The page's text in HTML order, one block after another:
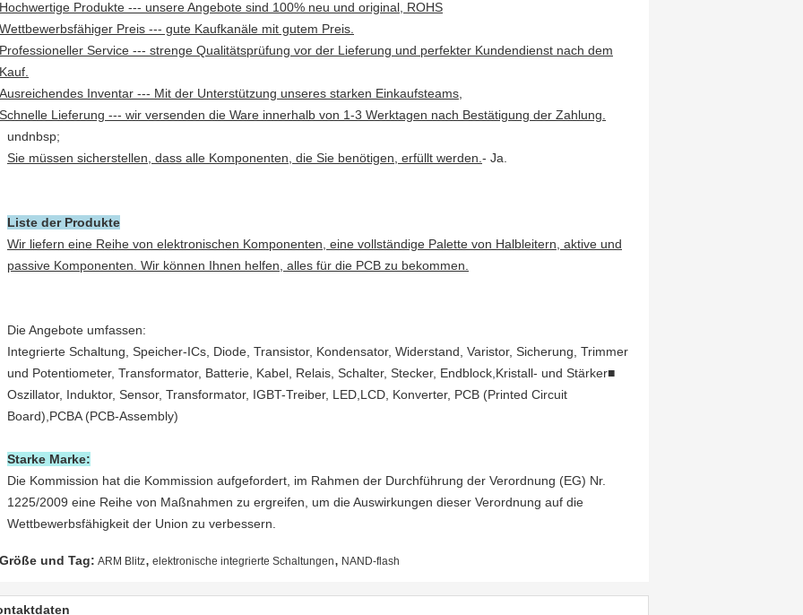
Hochwertige Produkte --- unsere Angebote sind 100% neu und original, ROHS
Wettbewerbsfähiger Preis --- gute Kaufkanäle mit gutem Preis.
Professioneller Service --- strenge Qualitätsprüfung vor der Lieferung und perfekter Kundendienst nach dem
Kauf.
Ausreichendes Inventar --- Mit der Unterstützung unseres starken Einkaufsteams,
Schnelle Lieferung --- wir versenden die Ware innerhalb von 1-3 Werktagen nach Bestätigung der Zahlung.
undnbsp;
Sie müssen sicherstellen, dass alle Komponenten, die Sie benötigen, erfüllt werden. - Ja.
Liste der Produkte
Wir liefern eine Reihe von elektronischen Komponenten, eine vollständige Palette von Halbleitern, aktive und
passive Komponenten. Wir können Ihnen helfen, alles für die PCB zu bekommen.
Die Angebote umfassen:
Integrierte Schaltung, Speicher-ICs, Diode, Transistor, Kondensator, Widerstand, Varistor, Sicherung, Trimmer
und Potentiometer, Transformator, Batterie, Kabel, Relais, Schalter, Stecker, Endblock,Kristall- und Stärker■
Oszillator, Induktor, Sensor, Transformator, IGBT-Treiber, LED,LCD, Konverter, PCB (Printed Circuit
Board),PCBA (PCB-Assembly)
Starke Marke:
Die Kommission hat die Kommission aufgefordert, im Rahmen der Durchführung der Verordnung (EG) Nr.
1225/2009 eine Reihe von Maßnahmen zu ergreifen, um die Auswirkungen dieser Verordnung auf die
Wettbewerbsfähigkeit der Union zu verbessern.
Größe und Tag: ARM Blitz, elektronische integrierte Schaltungen, NAND-flash